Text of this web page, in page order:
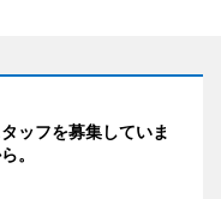
ッフを募集していま
。